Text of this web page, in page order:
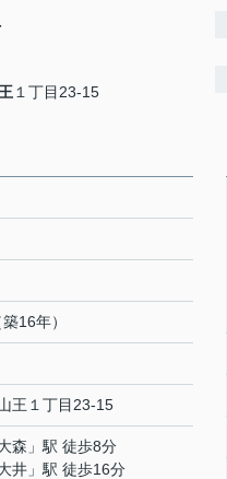
１丁目23-15
16年）
王 １丁目23-15
森 」駅 徒歩8分
井 」駅 徒歩16分